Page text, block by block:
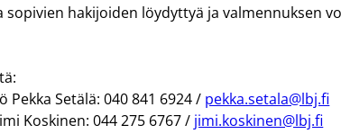
sopivien hakijoiden löydyttyä ja valmennuksen
Pekka Setälä: 040 841 6924 / pekka.setala@lbj.fi
Koskinen: 044 275 6767 / jimi.koskinen@lbj.fi